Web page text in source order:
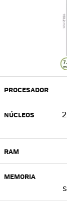
PROCESADOR
NÚCLEOS
RAM
MEMORIA